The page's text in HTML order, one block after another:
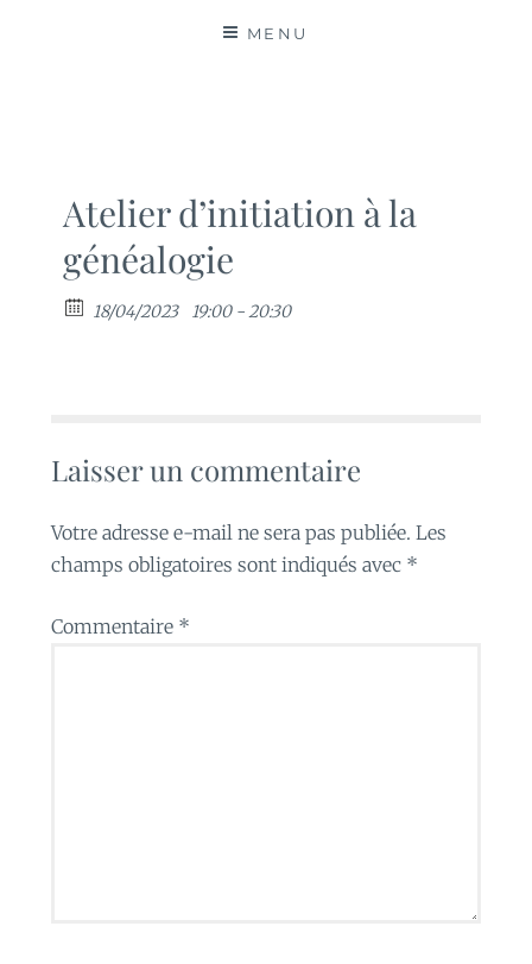
MENU
Atelier d’initiation à la
généalogie
18/04/2023 19:00 - 20:30
Laisser un commentaire
Votre adresse e-mail ne sera pas publiée. Les
champs obligatoires sont indiqués avec *
Commentaire *